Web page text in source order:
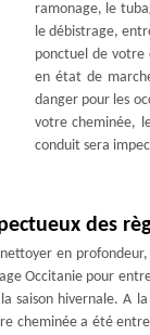
ramonage, le
le débistrage,
ponctuel de votre
en état de
danger pour les
votre cheminée,
conduit sera
des
en
Occitanie pour
hivernale. A
cheminée a été